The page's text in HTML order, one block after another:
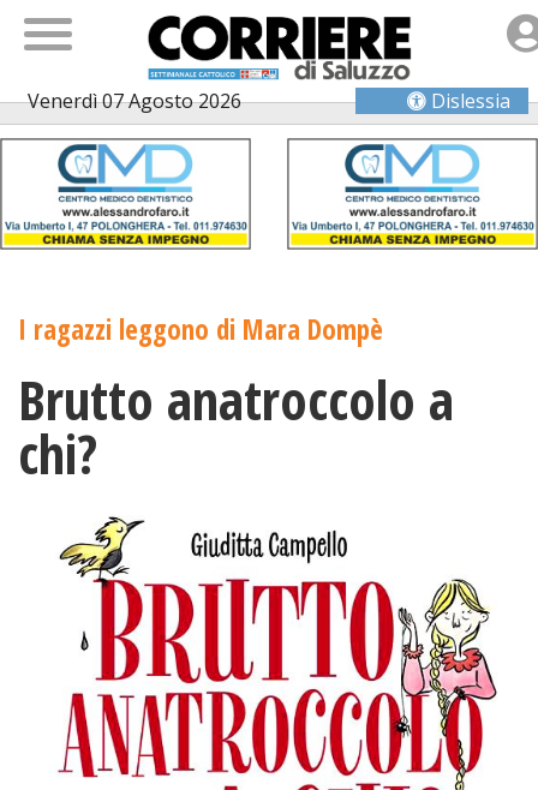
Venerdì 07 Agosto 2026 Dislessia
I ragazzi leggono di Mara Dompè
Brutto anatroccolo a
chi?